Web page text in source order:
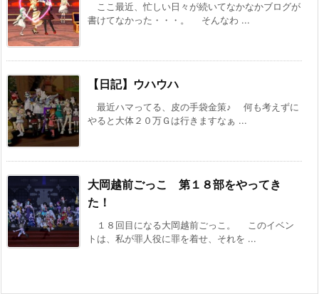
ここ最近、忙しい日々が続いてなかなかブログが
書けてなかった・・・。 そんなわ ...
【日記】ウハウハ
最近ハマってる、皮の手袋金策♪ 何も考えずに
やると大体２０万Ｇは行きますなぁ ...
大岡越前ごっこ 第１８部をやってき
た！
１８回目になる大岡越前ごっこ。 このイベン
トは、私が罪人役に罪を着せ、それを ...